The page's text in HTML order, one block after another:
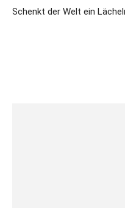
Schenkt der Welt ein